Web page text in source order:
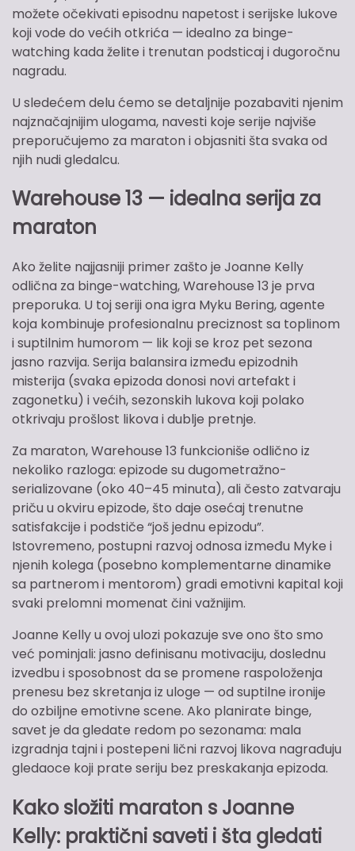
možete očekivati episodnu napetost i serijske lukove
koji vode do većih otkrića — idealno za binge-
watching kada želite i trenutan podsticaj i dugoročnu
nagradu.
U sledećem delu ćemo se detaljnije pozabaviti njenim
najznačajnijim ulogama, navesti koje serije najviše
preporučujemo za maraton i objasniti šta svaka od
njih nudi gledalcu.
Warehouse 13 — idealna serija za
maraton
Ako želite najjasniji primer zašto je Joanne Kelly
odlična za binge-watching, Warehouse 13 je prva
preporuka. U toj seriji ona igra Myku Bering, agente
koja kombinuje profesionalnu preciznost sa toplinom
i suptilnim humorom — lik koji se kroz pet sezona
jasno razvija. Serija balansira između epizodnih
misterija (svaka epizoda donosi novi artefakt i
zagonetku) i većih, sezonskih lukova koji polako
otkrivaju prošlost likova i dublje pretnje.
Za maraton, Warehouse 13 funkcioniše odlično iz
nekoliko razloga: epizode su dugometražno-
serializovane (oko 40–45 minuta), ali često zatvaraju
priču u okviru epizode, što daje osećaj trenutne
satisfakcije i podstiče “još jednu epizodu”.
Istovremeno, postupni razvoj odnosa između Myke i
njenih kolega (posebno komplementarne dinamike
sa partnerom i mentorom) gradi emotivni kapital koji
svaki prelomni momenat čini važnijim.
Joanne Kelly u ovoj ulozi pokazuje sve ono što smo
već pominjali: jasno definisanu motivaciju, doslednu
izvedbu i sposobnost da se promene raspoloženja
prenesu bez skretanja iz uloge — od suptilne ironije
do ozbiljne emotivne scene. Ako planirate binge,
savet je da gledate redom po sezonama: mala
izgradnja tajni i postepeni lični razvoj likova nagrađuju
gledaoce koji prate seriju bez preskakanja epizoda.
Kako složiti maraton s Joanne
Kelly: praktični saveti i šta gledati